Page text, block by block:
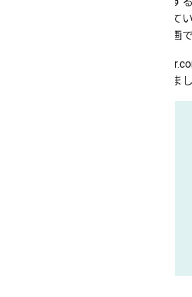
制作して
報を動画
使用しま